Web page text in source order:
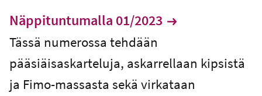
Näppituntumalla 01/2023
Tässä numerossa tehdään
pääsiäisaskarteluja, askarrellaan kipsistä
ja Fimo-massasta sekä virkataan